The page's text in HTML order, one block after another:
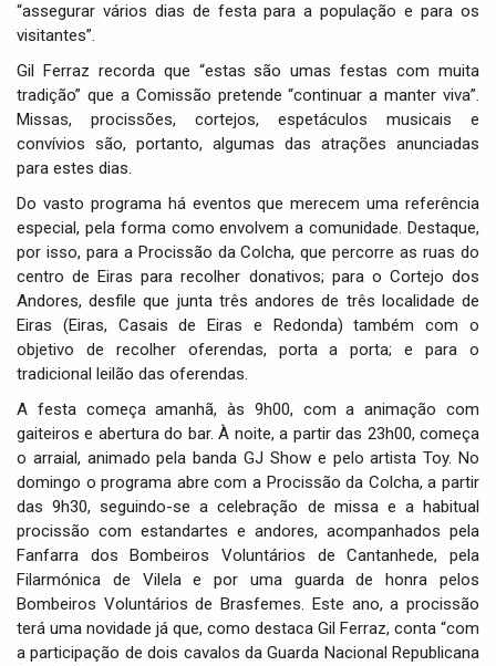
“assegurar vários dias de festa para a população e para os
visitantes”.
Gil Ferraz recorda que “estas são umas festas com muita
tradição” que a Comissão pretende “continuar a manter viva”.
Missas, procissões, cortejos, espetáculos musicais e
convívios são, portanto, algumas das atrações anunciadas
para estes dias.
Do vasto programa há eventos que merecem uma referência
especial, pela forma como envolvem a comunidade. Destaque,
por isso, para a Procissão da Colcha, que percorre as ruas do
centro de Eiras para recolher donativos; para o Cortejo dos
Andores, desfile que junta três andores de três localidade de
Eiras (Eiras, Casais de Eiras e Redonda) também com o
objetivo de recolher oferendas, porta a porta; e para o
tradicional leilão das oferendas.
A festa começa amanhã, às 9h00, com a animação com
gaiteiros e abertura do bar. À noite, a partir das 23h00, começa
o arraial, animado pela banda GJ Show e pelo artista Toy. No
domingo o programa abre com a Procissão da Colcha, a partir
das 9h30, seguindo-se a celebração de missa e a habitual
procissão com estandartes e andores, acompanhados pela
Fanfarra dos Bombeiros Voluntários de Cantanhede, pela
Filarmónica de Vilela e por uma guarda de honra pelos
Bombeiros Voluntários de Brasfemes. Este ano, a procissão
terá uma novidade já que, como destaca Gil Ferraz, conta “com
a participação de dois cavalos da Guarda Nacional Republicana